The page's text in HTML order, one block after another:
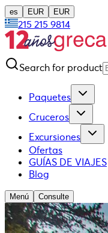
es EUR EUR
215 215 9814
Search for product
Paquetes
Cruceros
Excursiones
Ofertas
GUÍAS DE VIAJES
Blog
Menú Consulte